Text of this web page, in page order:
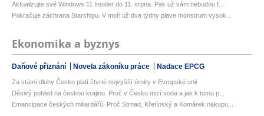
Aktualizujte své Windows 11 Insider do 11. srpna. Pak už vám nebudou f...
Pokračuje záchrana Starshipu. V moři už dva týdny plave monstrum vysok...
Ekonomika a byznys
Daňové přiznání Novela zákoníku práce Nadace EPCG
Za státní dluhy Česko platí čtvrté nejvyšší úroky v Evropské unii
Děsivý pohled na českou krajinu. Proč v Česku mizí voda a jak k tomu p...
Emancipace českých miliardářů. Proč Strnad, Křetínský a Komárek nakupu...